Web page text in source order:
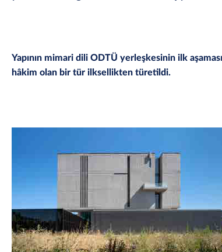
Yapının mimari dili ODTÜ yerleşkesinin ilk
hâkim olan bir tür ilksellikten türetildi.